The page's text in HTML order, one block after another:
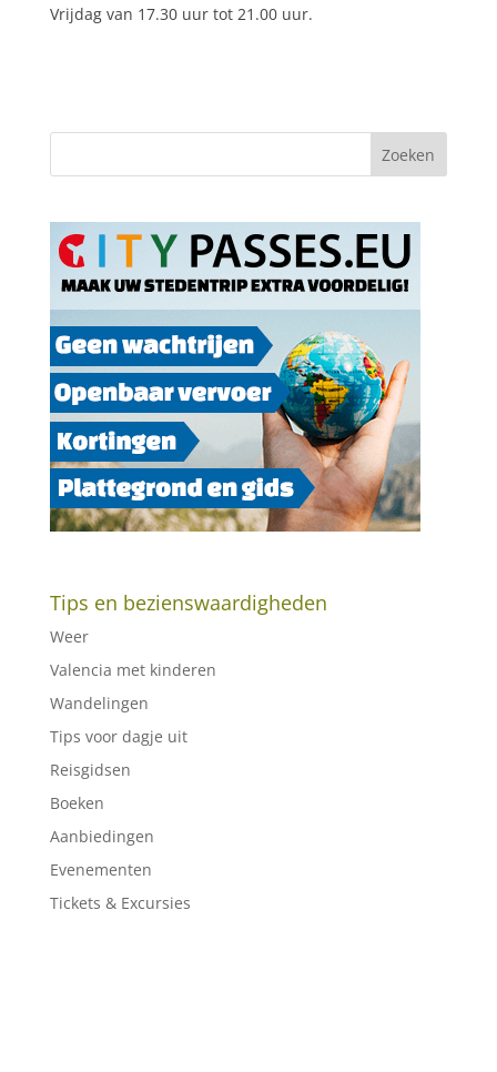
Vrijdag van 17.30 uur tot 21.00 uur.
Tips en bezienswaardigheden
Weer
Valencia met kinderen
Wandelingen
Tips voor dagje uit
Reisgidsen
Boeken
Aanbiedingen
Evenementen
Tickets & Excursies